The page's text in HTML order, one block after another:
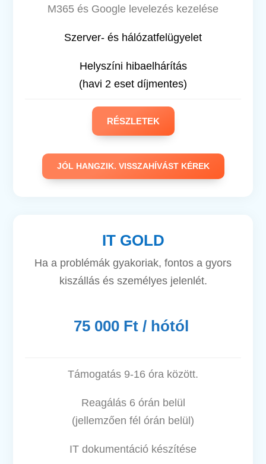
M365 és Google levelezés kezelése
Szerver- és hálózatfelügyelet
Helyszíni hibaelhárítás
(havi 2 eset díjmentes)
RÉSZLETEK
JÓL HANGZIK. VISSZAHÍVÁST KÉREK
IT GOLD
Ha a problémák gyakoriak, fontos a gyors
kiszállás és személyes jelenlét.
75 000 Ft / hótól
Támogatás 9-16 óra között.
Reagálás 6 órán belül
(jellemzően fél órán belül)
IT dokumentáció készítése